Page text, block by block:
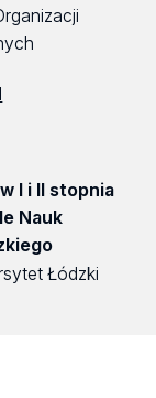
I i II stopnia
Nauk
Łódzki